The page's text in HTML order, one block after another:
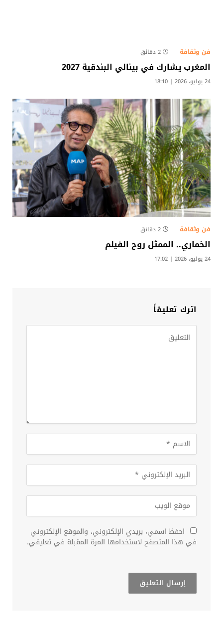
فن وثقافة 2 دقائق
المغرب يشارك في بينالي البندقية 2027
24 يوليو، 2026 | 18:10
فن وثقافة 2 دقائق
الخماري.. الممثل روح الفيلم
24 يوليو، 2026 | 17:02
اترك تعليقاً
احفظ اسمي، بريدي الإلكتروني، والموقع الإلكتروني
في هذا المتصفح لاستخدامها المرة المقبلة في تعليقي.